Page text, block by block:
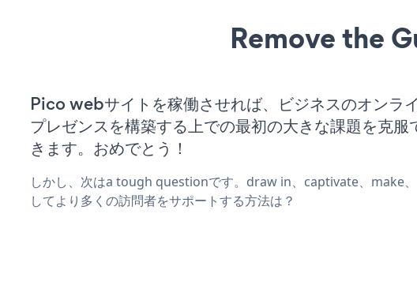
Remove the
Pico webサイトを稼働させれば、ビジネスのオンラ
プレゼンスを構築する上での最初の大きな課題を克服
きます。おめでとう！
しかし、次はa tough questionです。draw in、captivate、make
してより多くの訪問者をサポートする方法は？